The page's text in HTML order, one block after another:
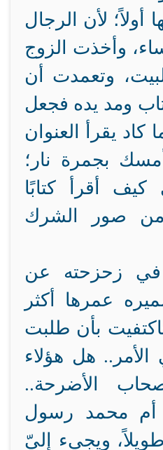
أولاً؛ لأن الرجال
وأخذت الزوج
وتعمدت أن
ومد يده فجعل
كاد يقرأ العنوان
بجمرة نار؛
أقرأ كتابًا
صور الشرك
زحزحته عن
عمرها أكثر
بأن طلبت
هل هؤلاء
الأضرحة..
أم محمد رسول
ويجيء إليّ